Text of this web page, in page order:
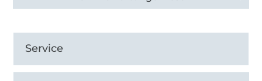
Service